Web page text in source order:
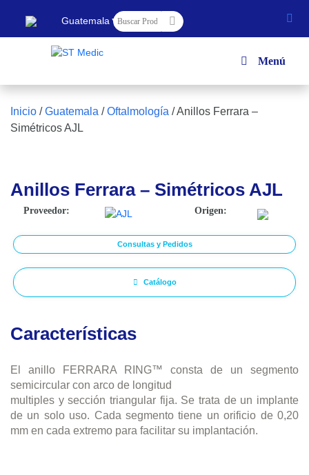
Guatemala ▼
Menú
Inicio /Guatemala /Oftalmología /Anillos Ferrara –
Simétricos AJL
Anillos Ferrara – Simétricos AJL
Proveedor: Origen:
Consultas y Pedidos
Catálogo
Características
El anillo FERRARA RING™ consta de un segmento
semicircular con arco de longitud
multiples y sección triangular fija. Se trata de un implante
de un solo uso. Cada segmento tiene un orificio de 0,20
mm en cada extremo para facilitar su implantación.